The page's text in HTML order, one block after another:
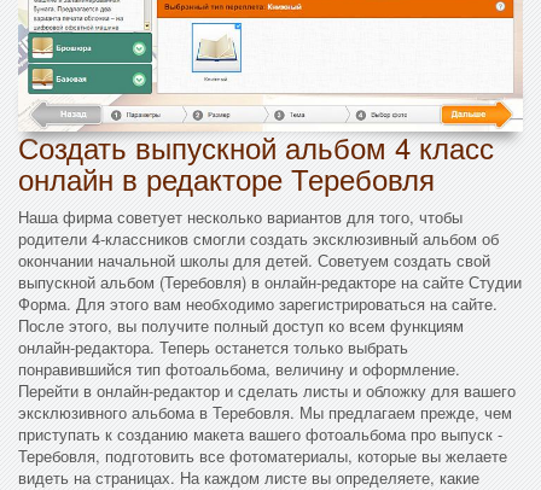
Создать выпускной альбом 4 класс
онлайн в редакторе Теребовля
Наша фирма советует несколько вариантов для того, чтобы
родители 4-классников смогли создать эксклюзивный альбом об
окончании начальной школы для детей. Советуем создать свой
выпускной альбом (Теребовля) в онлайн-редакторе на сайте Студии
Форма. Для этого вам необходимо зарегистрироваться на сайте.
После этого, вы получите полный доступ ко всем функциям
онлайн-редактора. Теперь останется только выбрать
понравившийся тип фотоальбома, величину и оформление.
Перейти в онлайн-редактор и сделать листы и обложку для вашего
эксклюзивного альбома в Теребовля. Мы предлагаем прежде, чем
приступать к созданию макета вашего фотоальбома про выпуск -
Теребовля, подготовить все фотоматериалы, которые вы желаете
видеть на страницах. На каждом листе вы определяете, какие